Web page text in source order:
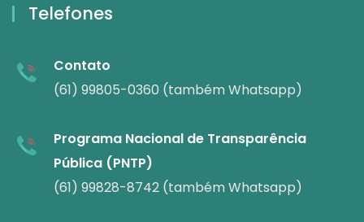
Telefones
Contato
(61) 99805-0360 (também Whatsapp)
Programa Nacional de Transparência
Pública (PNTP)
(61) 99828-8742 (também Whatsapp)